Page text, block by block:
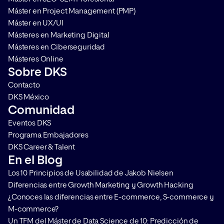
Máster en Project Management (PMP)
Máster en UX/UI
Másteres en Marketing Digital
Másteres en Ciberseguridad
Másteres Online
Sobre DKS
Contacto
DKS México
Comunidad
Eventos DKS
Programa Embajadores
DKS Career & Talent
En el Blog
Los 10 Principios de Usabilidad de Jakob Nielsen
Diferencias entre Growth Marketing y Growth Hacking
¿Conoces las diferencias entre E-commerce, S-commerce y
M-commerce?
Un TFM del Máster de Data Science de 10: Predicción de